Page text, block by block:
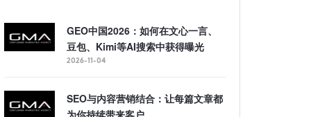
GEO中国2026：如何在文心一言、
豆包、Kimi等AI搜索中获得曝光
2026-11-04
SEO与内容营销结合：让每篇文章都
为你持续带来客户